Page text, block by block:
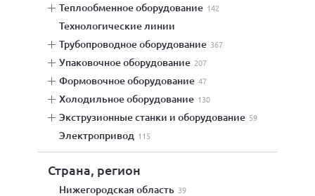
теплообменное оборудование 142
технологические линии
трубопроводное оборудование 367
упаковочное оборудование 207
формовочное оборудование 47
холодильное оборудование 130
экструзионные станки и оборудование 59
электропривод 115
Страна, регион
Нижегородская область 39